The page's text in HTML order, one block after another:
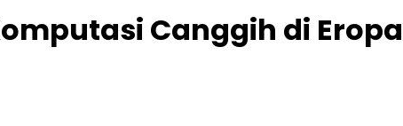
Canggih di